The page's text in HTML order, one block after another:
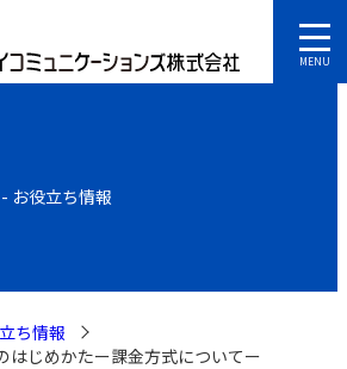
MENU
- お役立ち情報
ち情報
はじめかたー課金方式についてー